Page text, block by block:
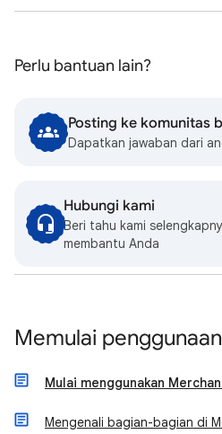
Perlu bantuan lain?
Posting ke komunitas
Dapatkan jawaban dari
Hubungi kami
Beri tahu kami
membantu Anda
Memulai penggunaan
Mulai menggunakan
Mengenali bagian-bagian di